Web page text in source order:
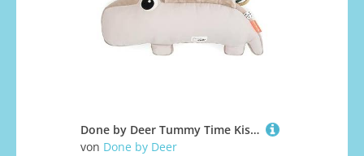
Done by Deer Tummy Time Kissen - Baby Bauchlage Kissen und Sensorik Spielzeug ab 3 Monate - mit Spiegel, Knistergeräuschen und Taktilen Texturen sowie Beißring für Zahnungshilfe
von Done by Deer